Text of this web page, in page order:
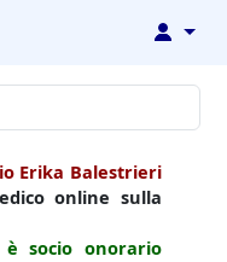
↓
Erika Balestrieri
online sulla
socio onorario